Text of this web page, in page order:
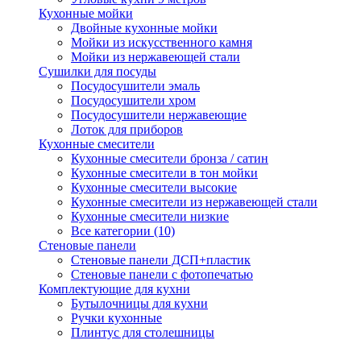
Кухонные мойки
Двойные кухонные мойки
Мойки из искусственного камня
Мойки из нержавеющей стали
Сушилки для посуды
Посудосушители эмаль
Посудосушители хром
Посудосушители нержавеющие
Лоток для приборов
Кухонные смесители
Кухонные смесители бронза / сатин
Кухонные смесители в тон мойки
Кухонные смесители высокие
Кухонные смесители из нержавеющей стали
Кухонные смесители низкие
Все категории (10)
Стеновые панели
Стеновые панели ДСП+пластик
Стеновые панели с фотопечатью
Комплектующие для кухни
Бутылочницы для кухни
Ручки кухонные
Плинтус для столешницы